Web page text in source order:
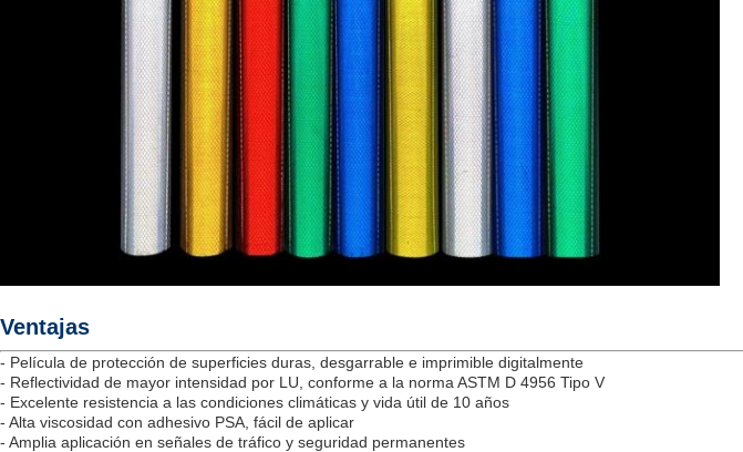
Ventajas
- Película de protección de superficies duras, desgarrable e imprimible digitalmente
- Reflectividad de mayor intensidad por LU, conforme a la norma ASTM D 4956 Tipo V
- Excelente resistencia a las condiciones climáticas y vida útil de 10 años
- Alta viscosidad con adhesivo PSA, fácil de aplicar
- Amplia aplicación en señales de tráfico y seguridad permanentes